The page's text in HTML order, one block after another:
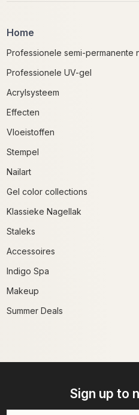
Home
Professionele semi-permanente
Professionele UV-gel
Acrylsysteem
Effecten
Vloeistoffen
Stempel
Nailart
Gel color collections
Klassieke Nagellak
Staleks
Accessoires
Indigo Spa
Makeup
Summer Deals
Sign up to